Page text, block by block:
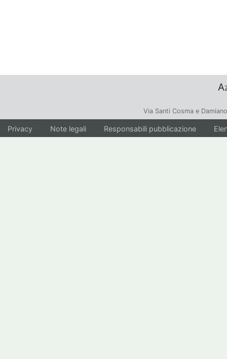
Via Santi Cosma e
Privacy Note legali Responsabili pubblicazione